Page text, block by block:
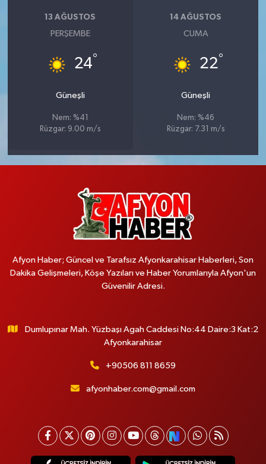
13 AĞUSTOS
PERŞEMBE
24°
Güneşli
Nem: %41
Rüzgar: 9.00 m/s
14 AĞUSTOS
CUMA
22°
Güneşli
Nem: %46
Rüzgar: 7.31 m/s
Afyon Haber; Güncel ve Tarafsız Afyonkarahisar Haberleri, Son
Dakika Gelişmeleri, Köşe Yazıları ve Haber Yorumlarıyla Afyon'un
Güvenilir Adresi.
Dumlupınar Mah. Yüzbaşı Agah Caddesi No:44 Daire:3 Kat:2
Afyonkarahisar
+90506 811 8659
afyonhaber.com@gmail.com